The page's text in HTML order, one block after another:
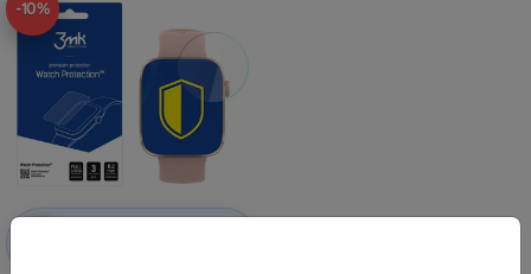
-10%
Rabatt